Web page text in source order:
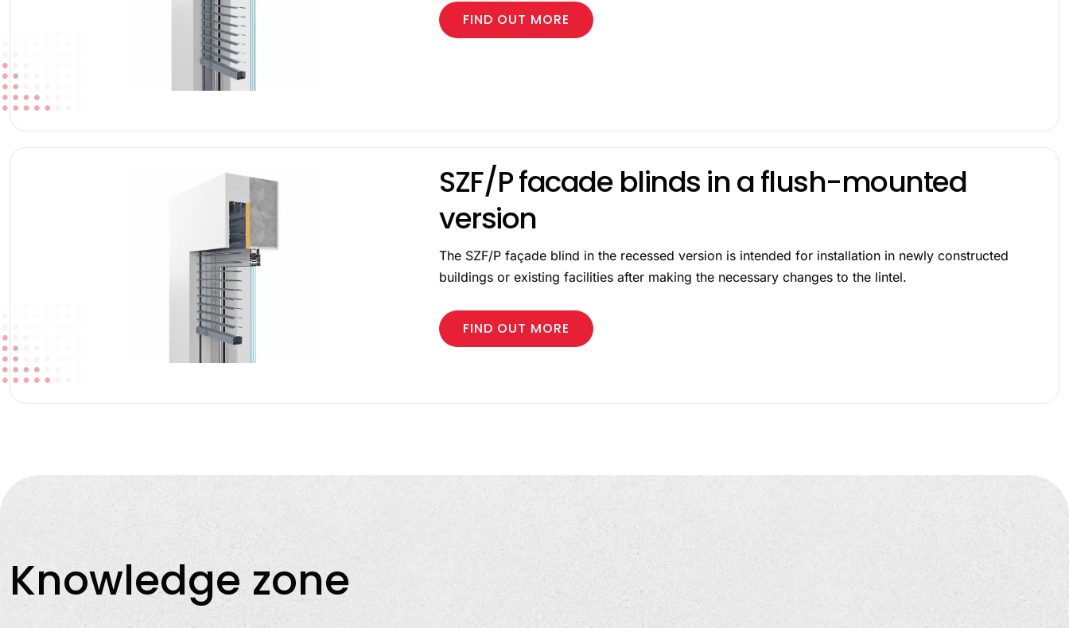
FIND OUT MORE
SZF/P facade blinds in a flush-mounted
version
The SZF/P façade blind in the recessed version is intended for installation in newly constructed
buildings or existing facilities after making the necessary changes to the lintel.
FIND OUT MORE
Knowledge zone